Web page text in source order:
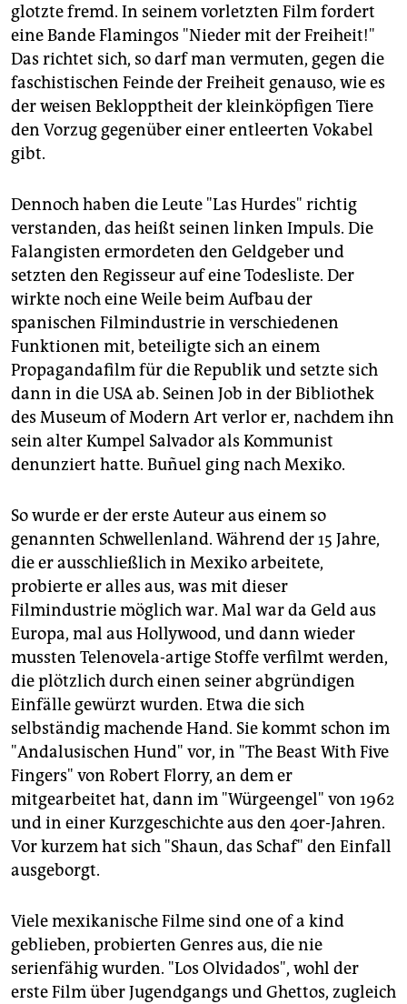
glotzte fremd. In seinem vorletzten Film fordert
eine Bande Flamingos "Nieder mit der Freiheit!"
Das richtet sich, so darf man vermuten, gegen die
faschistischen Feinde der Freiheit genauso, wie es
der weisen Beklopptheit der kleinköpfigen Tiere
den Vorzug gegenüber einer entleerten Vokabel
gibt.
Dennoch haben die Leute "Las Hurdes" richtig
verstanden, das heißt seinen linken Impuls. Die
Falangisten ermordeten den Geldgeber und
setzten den Regisseur auf eine Todesliste. Der
wirkte noch eine Weile beim Aufbau der
spanischen Filmindustrie in verschiedenen
Funktionen mit, beteiligte sich an einem
Propagandafilm für die Republik und setzte sich
dann in die USA ab. Seinen Job in der Bibliothek
des Museum of Modern Art verlor er, nachdem ihn
sein alter Kumpel Salvador als Kommunist
denunziert hatte. Buñuel ging nach Mexiko.
So wurde er der erste Auteur aus einem so
genannten Schwellenland. Während der 15 Jahre,
die er ausschließlich in Mexiko arbeitete,
probierte er alles aus, was mit dieser
Filmindustrie möglich war. Mal war da Geld aus
Europa, mal aus Hollywood, und dann wieder
mussten Telenovela-artige Stoffe verfilmt werden,
die plötzlich durch einen seiner abgründigen
Einfälle gewürzt wurden. Etwa die sich
selbständig machende Hand. Sie kommt schon im
"Andalusischen Hund" vor, in "The Beast With Five
Fingers" von Robert Florry, an dem er
mitgearbeitet hat, dann im "Würgeengel" von 1962
und in einer Kurzgeschichte aus den 40er-Jahren.
Vor kurzem hat sich "Shaun, das Schaf" den Einfall
ausgeborgt.
Viele mexikanische Filme sind one of a kind
geblieben, probierten Genres aus, die nie
serienfähig wurden. "Los Olvidados", wohl der
erste Film über Jugendgangs und Ghettos, zugleich